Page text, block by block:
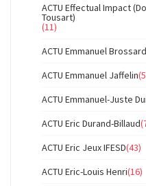
ACTU Effectual Impact
Tousart)
(11)
ACTU Emmanuel
ACTU Emmanuel Jaffelin
ACTU Emmanuel-Juste
ACTU Eric Durand-Billaud
ACTU Eric Jeux IFESD(43)
ACTU Eric-Louis Henri(16)